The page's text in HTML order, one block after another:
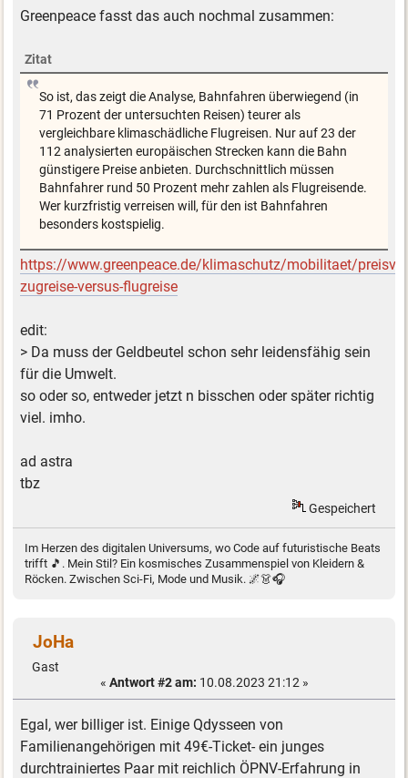
Greenpeace fasst das auch nochmal zusammen:
Zitat
So ist, das zeigt die Analyse, Bahnfahren überwiegend (in
71 Prozent der untersuchten Reisen) teurer als
vergleichbare klimaschädliche Flugreisen. Nur auf 23 der
112 analysierten europäischen Strecken kann die Bahn
günstigere Preise anbieten. Durchschnittlich müssen
Bahnfahrer rund 50 Prozent mehr zahlen als Flugreisende.
Wer kurzfristig verreisen will, für den ist Bahnfahren
besonders kostspielig.
https://www.greenpeace.de/klimaschutz/mobilitaet/
zugreise-versus-flugreise
edit:
> Da muss der Geldbeutel schon sehr leidensfähig sein
für die Umwelt.
so oder so, entweder jetzt n bisschen oder später richtig
viel. imho.
ad astra
tbz
Gespeichert
Im Herzen des digitalen Universums, wo Code auf futuristische Beats
trifft 🎵. Mein Stil? Ein kosmisches Zusammenspiel von Kleidern &
Röcken. Zwischen Sci-Fi, Mode und Musik. 🌌👗🎧
JoHa
Gast
« Antwort #2 am: 10.08.2023 21:12 »
Egal, wer billiger ist. Einige Qdysseen von
Familienangehörigen mit 49€-Ticket- ein junges
durchtrainiertes Paar mit reichlich ÖPNV-Erfahrung in